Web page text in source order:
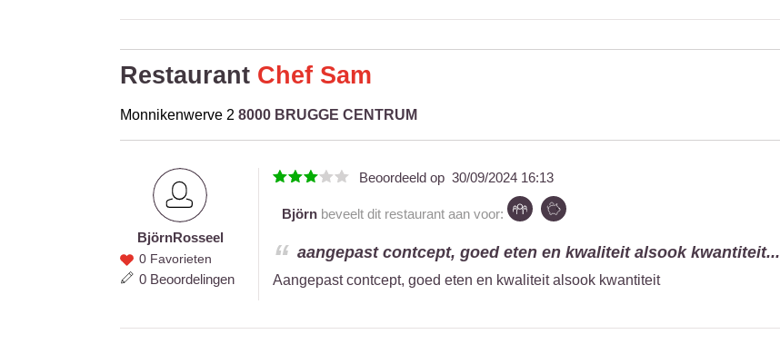
Restaurant Chef Sam
Monnikenwerve 2 8000 BRUGGE CENTRUM
Björn
Rosseel
BjörnRosseel
0 Favorieten
0 Beoordelingen
Beoordeeld op 30/09/2024 16:13
Björn beveelt dit restaurant aan voor:
aangepast contcept, goed eten en kwaliteit alsook kwantiteit...
Aangepast contcept, goed eten en kwaliteit alsook kwantiteit